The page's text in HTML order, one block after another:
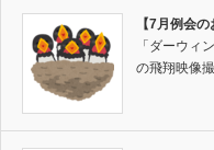
【7月例会
「ダーウィ
の飛翔映像